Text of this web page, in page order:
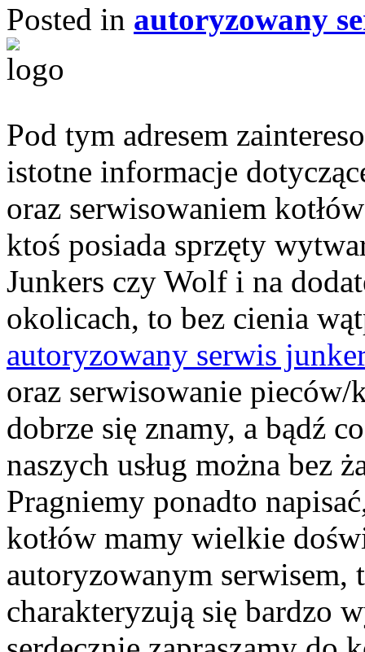
Posted in autoryzowany
Pod tym adresem
istotne informacje
oraz serwisowaniem
ktoś posiada sprzęty
Junkers czy Wolf i na
okolicach, to bez cienia
autoryzowany serwis
oraz serwisowanie pieców/
dobrze się znamy, a bądź
naszych usług można bez
Pragniemy ponadto
kotłów mamy wielkie
autoryzowanym serwisem,
charakteryzują się bardzo